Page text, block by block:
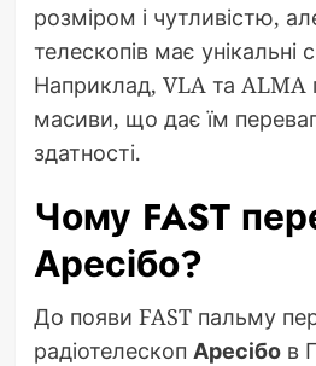
розміром і чутливістю,
телескопів має унікальні
Наприклад, VLA та
масиви, що дає їм
здатності.
Чому FAST
Аресібо?
До появи FAST пальму
радіотелескоп Аресібов